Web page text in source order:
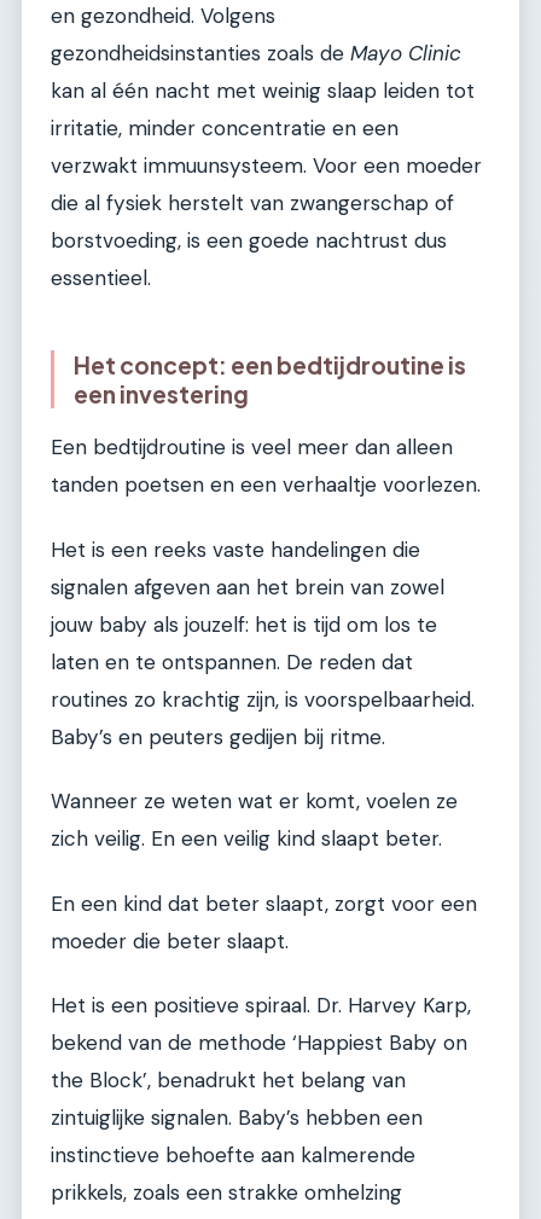
en gezondheid. Volgens
gezondheidsinstanties zoals de Mayo Clinic
kan al één nacht met weinig slaap leiden tot
irritatie, minder concentratie en een
verzwakt immuunsysteem. Voor een moeder
die al fysiek herstelt van zwangerschap of
borstvoeding, is een goede nachtrust dus
essentieel.
Het concept: een bedtijdroutine is
een investering
Een bedtijdroutine is veel meer dan alleen
tanden poetsen en een verhaaltje voorlezen.
Het is een reeks vaste handelingen die
signalen afgeven aan het brein van zowel
jouw baby als jouzelf: het is tijd om los te
laten en te ontspannen. De reden dat
routines zo krachtig zijn, is voorspelbaarheid.
Baby’s en peuters gedijen bij ritme.
Wanneer ze weten wat er komt, voelen ze
zich veilig. En een veilig kind slaapt beter.
En een kind dat beter slaapt, zorgt voor een
moeder die beter slaapt.
Het is een positieve spiraal. Dr. Harvey Karp,
bekend van de methode ‘Happiest Baby on
the Block’, benadrukt het belang van
zintuiglijke signalen. Baby’s hebben een
instinctieve behoefte aan kalmerende
prikkels, zoals een strakke omhelzing